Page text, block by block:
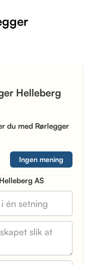
Helleberg
du med Rørlegger
Ingen mening
AS